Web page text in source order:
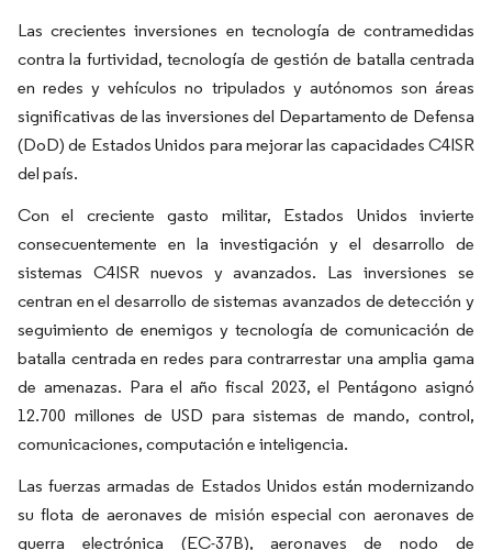
Las crecientes inversiones en tecnología de contramedidas
contra la furtividad, tecnología de gestión de batalla centrada
en redes y vehículos no tripulados y autónomos son áreas
significativas de las inversiones del Departamento de Defensa
(DoD) de Estados Unidos para mejorar las capacidades C4ISR
del país.
Con el creciente gasto militar, Estados Unidos invierte
consecuentemente en la investigación y el desarrollo de
sistemas C4ISR nuevos y avanzados. Las inversiones se
centran en el desarrollo de sistemas avanzados de detección y
seguimiento de enemigos y tecnología de comunicación de
batalla centrada en redes para contrarrestar una amplia gama
de amenazas. Para el año fiscal 2023, el Pentágono asignó
12.700 millones de USD para sistemas de mando, control,
comunicaciones, computación e inteligencia.
Las fuerzas armadas de Estados Unidos están modernizando
su flota de aeronaves de misión especial con aeronaves de
guerra electrónica (EC-37B), aeronaves de nodo de